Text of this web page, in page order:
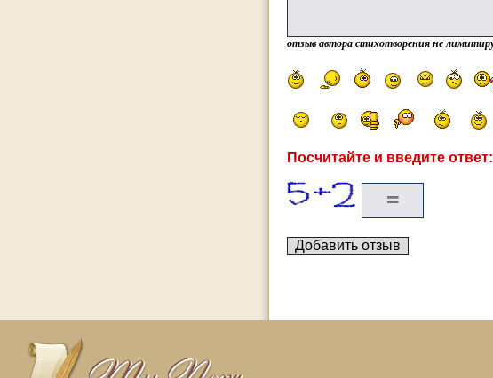
отзыв автора стихотворения не
Посчитайте и введите ответ: